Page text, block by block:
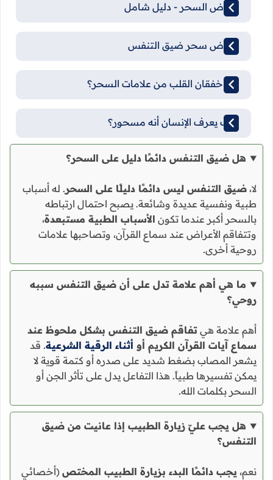
أعراض السحر - دليل شامل
أعراض سحر ضيق التنفس
هل خفقان القلب من علامات السحر؟
كيف يعرف الإنسان أنه مسحور؟
هل ضيق التنفس دائمًا دليل على السحر؟
لا، ضيق التنفس ليس دائمًا دليلًا على السحر. له أسباب
طبية ونفسية عديدة وشائعة. يصبح احتمال ارتباطه
بالسحر أكبر عندما تكون الأسباب الطبية مستبعدة،
وتتفاقم الأعراض عند سماع القرآن، وتصاحبها علامات
روحية أخرى.
ما هي أهم علامة تدل على أن ضيق التنفس سببه
روحي؟
أهم علامة هي تفاقم ضيق التنفس بشكل ملحوظ عند
سماع آيات القرآن الكريم أو أثناء الرقية الشرعية. قد
يشعر المصاب بضغط شديد على صدره أو كتمة قوية لا
يمكن تفسيرها طبياً. هذا التفاعل يدل على تأثر الجن أو
السحر بكلمات الله.
هل يجب عليّ زيارة الطبيب إذا عانيت من ضيق
التنفس؟
نعم، يجب دائمًا البدء بزيارة الطبيب المختص (أخصائي